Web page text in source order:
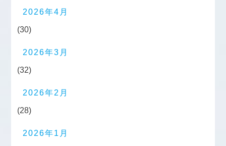
2026年4月
(30)
2026年3月
(32)
2026年2月
(28)
2026年1月